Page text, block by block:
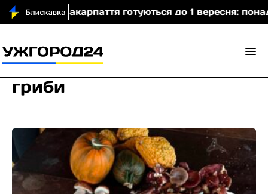
готуються до 1 вересня: понад 1100
гриби